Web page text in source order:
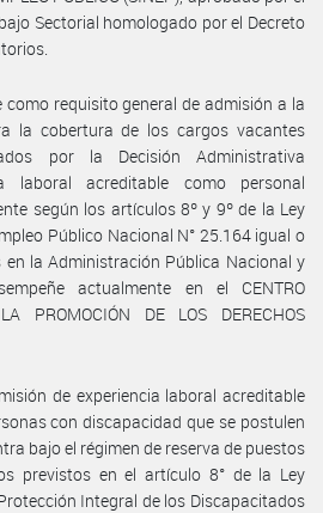
Sectorial homologado por el Decreto
como requisito general de admisión a la
la cobertura de los cargos vacantes
por la Decisión Administrativa
laboral acreditable como personal
según los artículos 8º y 9º de la Ley
Público Nacional N° 25.164 igual o
en la Administración Pública Nacional y
actualmente en el CENTRO
PROMOCIÓN DE LOS DERECHOS
de experiencia laboral acreditable
con discapacidad que se postulen
bajo el régimen de reserva de puestos
previstos en el artículo 8° de la Ley
Integral de los Discapacitados